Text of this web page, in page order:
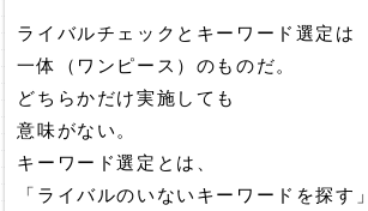
ライバルチェックとキーワード選定は
一体（ワンピース）のものだ。
どちらかだけ実施しても
意味がない。
キーワード選定とは、
「ライバルのいないキーワードを探す」